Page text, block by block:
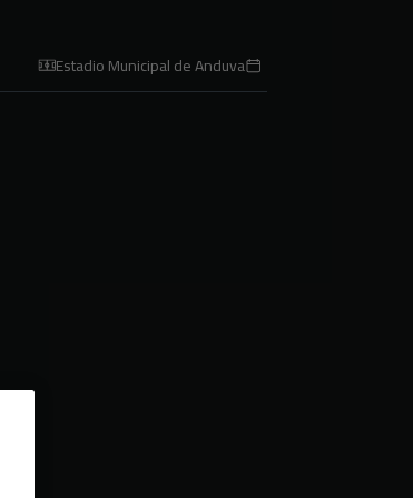
Estadio Municipal de Anduva